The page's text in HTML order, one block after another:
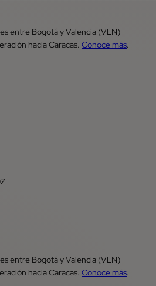
entre Bogotá y Valencia (VLN)
hacia Caracas. Conoce más.
entre Bogotá y Valencia (VLN)
hacia Caracas. Conoce más.